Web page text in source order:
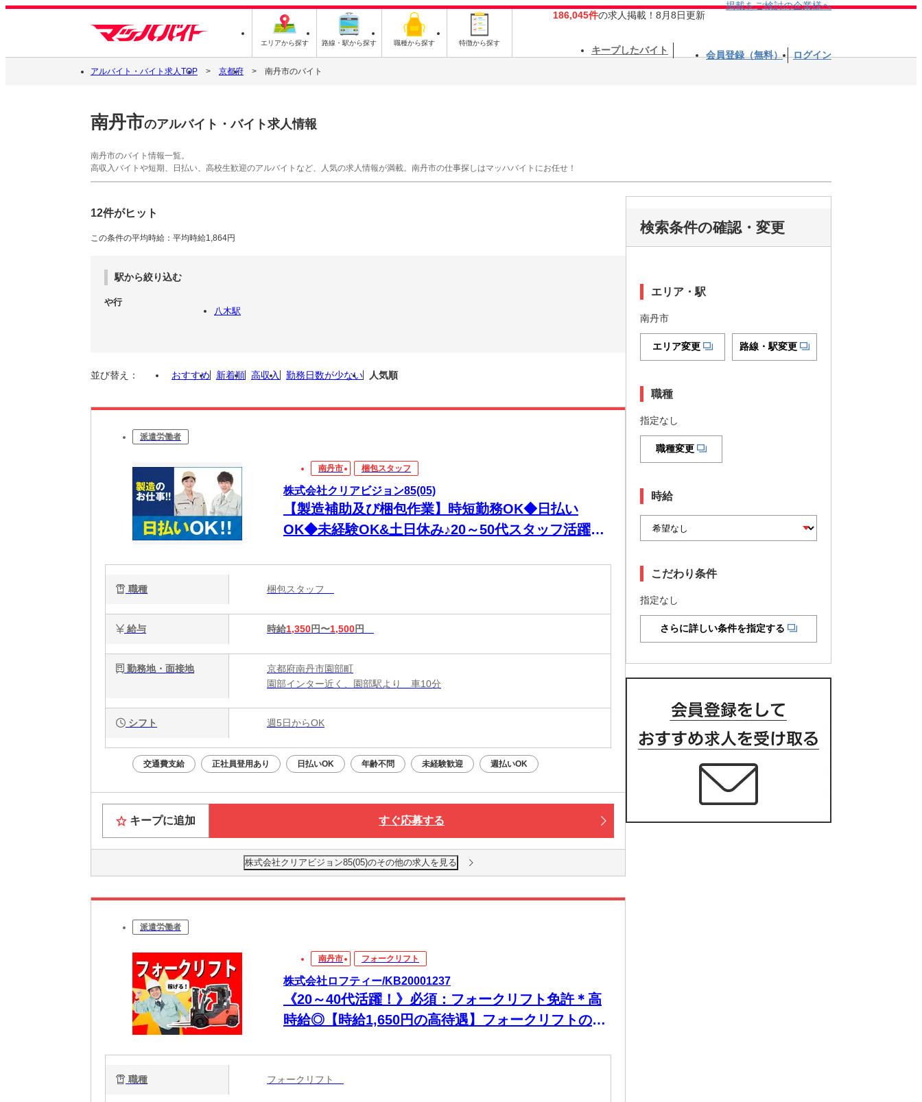
エリアから探す 路線・駅から探す 職種から探す 特徴から探す
186,045件の求人掲載！8月8日更新
掲載をご検討の企業様へ
キープしたバイト 会員登録（無料） ログイン
アルバイト・バイト求人TOP 京都府 南丹市のバイト
南丹市のアルバイト・バイト求人情報
南丹市のバイト情報一覧。
高収入バイトや短期、日払い、高校生歓迎のアルバイトなど、人気の求人情報が満載。南丹市の仕事探しはマッハバイトにお任せ！
12件がヒット
この条件の平均時給：平均時給1,864円
駅から絞り込む
や行
八木駅
並び替え： おすすめ 新着順 高収入 勤務日数が少ない 人気順
派遣労働者
南丹市 梱包スタッフ
株式会社クリアビジョン85(05)
【製造補助及び梱包作業】時短勤務OK◆日払い
OK◆未経験OK&土日休み♪20～50代スタッフ活躍中
職種 梱包スタッフ
給与 時給1,350円〜1,500円
勤務地・面接地
京都府南丹市園部町
園部インター近く、園部駅より 車10分
シフト 週5日からOK
交通費支給 正社員登用あり 日払いOK 年齢不問 未経験歓迎 週払いOK
キープに追加 すぐ応募する
株式会社クリアビジョン85(05)のその他の求人を見る
派遣労働者
南丹市 フォークリフト
株式会社ロフティー/KB20001237
《20～40代活躍！》必須：フォークリフト免許＊高
時給◎【時給1,650円の高待遇】フォークリフトの資
職種 フォークリフト
検索条件の確認・変更
エリア・駅
南丹市
エリア変更 路線・駅変更
職種
指定なし
職種変更
時給
こだわり条件
指定なし
さらに詳しい条件を指定する